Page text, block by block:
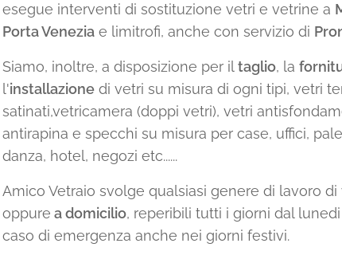
esegue interventi di sostituzione vetri e vetrine a
Porta Venezia e limitrofi, anche con servizio di
Siamo, inoltre, a disposizione per iltaglio, la
l'installazione di vetri su misura di ogni tipi, vetri
satinati,vetricamera (doppi vetri), vetri
antirapina e specchi su misura per case, uffici,
danza, hotel, negozi etc......
Amico Vetraio svolge qualsiasi genere di lavoro
oppure a domicilio, reperibili tutti i giorni dal
caso di emergenza anche nei giorni festivi.